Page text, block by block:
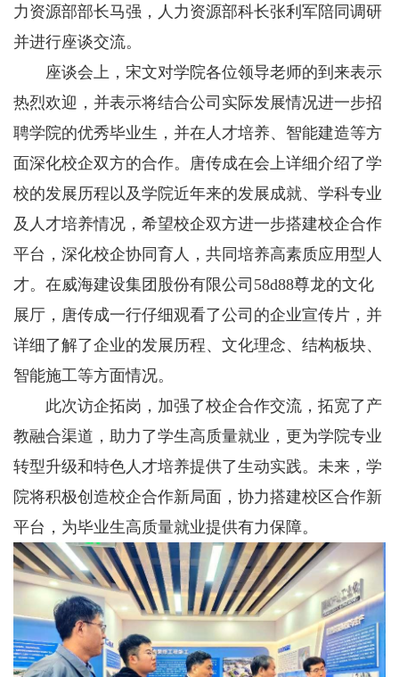
力资源部部长马强，人力资源部科长张利军陪同调研
并进行座谈交流。
座谈会上，宋文对学院各位领导老师的到来表示
热烈欢迎，并表示将结合公司实际发展情况进一步招
聘学院的优秀毕业生，并在人才培养、智能建造等方
面深化校企双方的合作。唐传成在会上详细介绍了学
校的发展历程以及学院近年来的发展成就、学科专业
及人才培养情况，希望校企双方进一步搭建校企合作
平台，深化校企协同育人，共同培养高素质应用型人
才。在威海建设集团股份有限公司58d88尊龙的文化
展厅，唐传成一行仔细观看了公司的企业宣传片，并
详细了解了企业的发展历程、文化理念、结构板块、
智能施工等方面情况。
此次访企拓岗，加强了校企合作交流，拓宽了产
教融合渠道，助力了学生高质量就业，更为学院专业
转型升级和特色人才培养提供了生动实践。未来，学
院将积极创造校企合作新局面，协力搭建校区合作新
平台，为毕业生高质量就业提供有力保障。